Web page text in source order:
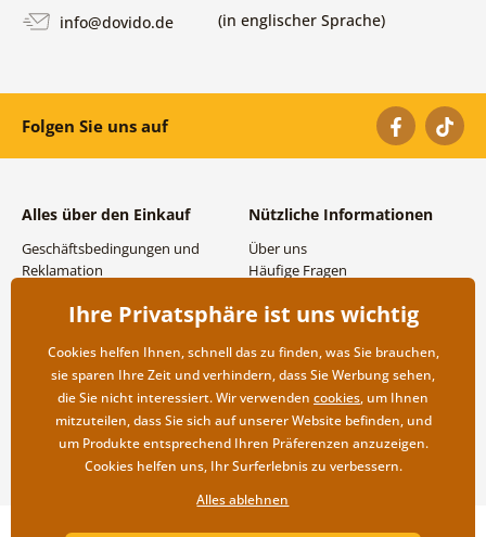
info@dovido.de (in englischer Sprache)
Folgen Sie uns auf
Alles über den Einkauf
Geschäftsbedingungen und
Reklamation
Versand- und
Rücksendung der Ware
Nützliche Informationen
Über uns
Häufige Fragen
Großhandel und
Ihre Privatsphäre ist uns wichtig
Cookies helfen Ihnen, schnell das zu finden, was Sie brauchen,
sie sparen Ihre Zeit und verhindern, dass Sie Werbung sehen,
die Sie nicht interessiert. Wir verwenden cookies, um Ihnen
mitzuteilen, dass Sie sich auf unserer Website befinden, und
um Produkte entsprechend Ihren Präferenzen anzuzeigen.
Cookies helfen uns, Ihr Surferlebnis zu verbessern.
Alles ablehnen